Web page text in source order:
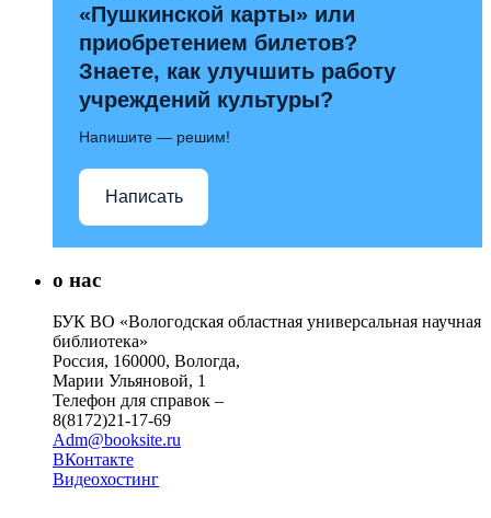
«Пушкинской карты» или
приобретением билетов?
Знаете, как улучшить работу
учреждений культуры?
Напишите — решим!
Написать
о нас
БУК ВО «Вологодская областная универсальная научная
библиотека»
Россия, 160000, Вологда,
Марии Ульяновой, 1
Телефон для справок –
8(8172)21-17-69
Adm@booksite.ru
ВКонтакте
Видеохостинг